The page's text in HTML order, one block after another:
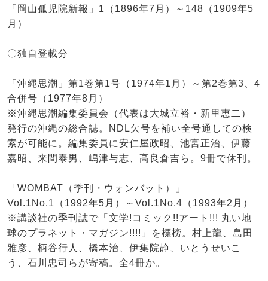
「岡山孤児院新報」1（1896年7月）～148（1909年5
月）
〇独自登載分
「沖縄思潮」第1巻第1号（1974年1月）～第2巻第3、4
合併号（1977年8月）
※沖縄思潮編集委員会（代表は大城立裕・新里恵二）
発行の沖縄の総合誌。NDL欠号を補い全号通しての検
索が可能に。編集委員に安仁屋政昭、池宮正治、伊藤
嘉昭、来間泰男、嶋津与志、高良倉吉ら。9冊で休刊。
「WOMBAT（季刊・ウォンバット）」
Vol.1No.1（1992年5月）～Vol.1No.4（1993年2月）
※講談社の季刊誌で「文学!コミック!!アート!!! 丸い地
球のプラネット・マガジン!!!!」を標榜。村上龍、島田
雅彦、柄谷行人、橋本治、伊集院静、いとうせいこ
う、石川忠司らが寄稿。全4冊か。